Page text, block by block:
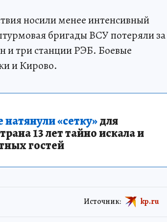
носили менее интенсивный
бригады ВСУ потеряли за
и три станции РЭБ. Боевые
и Кирово.
«сетку»для
13 лет тайно искала и
гостей
Источник: kp.ru